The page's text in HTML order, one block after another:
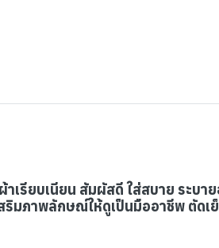
รียบเนียน สัมผัสดี ใส่สบาย ระบา
ริมภาพลักษณ์ให้ดูเป็นมืออาชีพ ตัด